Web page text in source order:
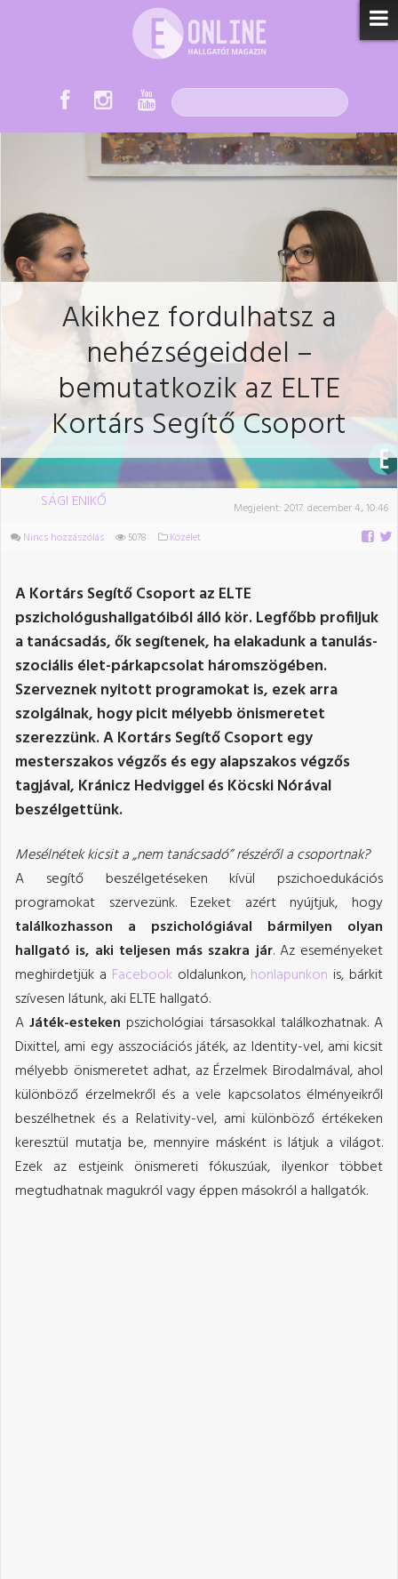
Akikhez fordulhatsz a
nehézségeiddel –
bemutatkozik az ELTE
Kortárs Segítő Csoport
SÁGI ENIKŐ Megjelent: 2017. december 4., 10:46
Nincs hozzászólás 5078 Közélet
A Kortárs Segítő Csoport az ELTE
pszichológushallgatóiból álló kör. Legfőbb profiljuk
a tanácsadás, ők segítenek, ha elakadunk a tanulás-
szociális élet-párkapcsolat háromszögében.
Szerveznek nyitott programokat is, ezek arra
szolgálnak, hogy picit mélyebb önismeretet
szerezzünk. A Kortárs Segítő Csoport egy
mesterszakos végzős és egy alapszakos végzős
tagjával, Kránicz Hedviggel és Köcski Nórával
beszélgettünk.
Mesélnétek kicsit a „nem tanácsadó” részéről a csoportnak?
A segítő beszélgetéseken kívül pszichoedukációs
programokat szervezünk. Ezeket azért nyújtjuk, hogy
találkozhasson a pszichológiával bármilyen olyan
hallgató is, aki teljesen más szakra jár. Az eseményeket
meghirdetjük a Facebookoldalunkon, honlapunkon is, bárkit
szívesen látunk, aki ELTE hallgató.
AJáték-esteken pszichológiai társasokkal találkozhatnak. A
Dixittel, ami egy asszociációs játék, az Identity-vel, ami kicsit
mélyebb önismeretet adhat, az Érzelmek Birodalmával, ahol
különböző érzelmekről és a vele kapcsolatos élményeikről
beszélhetnek és a Relativity-vel, ami különböző értékeken
keresztül mutatja be, mennyire másként is látjuk a világot.
Ezek az estjeink önismereti fókuszúak, ilyenkor többet
megtudhatnak magukról vagy éppen másokról a hallgatók.